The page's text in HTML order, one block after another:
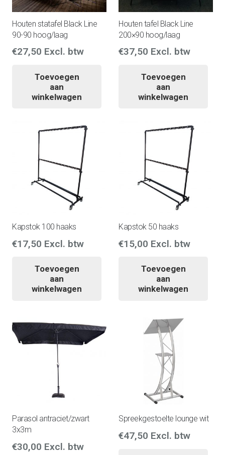
Houten statafel Black Line
90-90 hoog/laag
€27,50 Excl. btw
Toevoegen
aan
winkelwagen
Houten tafel Black Line
200×90 hoog/laag
€37,50 Excl. btw
Toevoegen
aan
winkelwagen
Kapstok 100 haaks
€17,50 Excl. btw
Toevoegen
aan
winkelwagen
Kapstok 50 haaks
€15,00 Excl. btw
Toevoegen
aan
winkelwagen
Parasol antraciet/zwart
3x3m
€30,00 Excl. btw
Spreekgestoelte lounge wit
€47,50 Excl. btw